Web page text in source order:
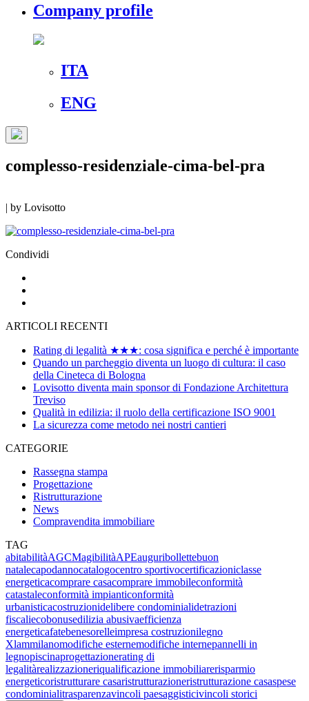
Company profile
ITA
ENG
complesso-residenziale-cima-bel-pra
| by Lovisotto
Condividi
ARTICOLI RECENTI
Rating di legalità ★★★: cosa significa e perché è importante
Quando un parcheggio diventa un luogo di cultura: il caso
della Cineteca di Bologna
Lovisotto diventa main sponsor di Fondazione Architettura
Treviso
Qualità in edilizia: il ruolo della certificazione ISO 9001
La sicurezza come metodo nei nostri cantieri
CATEGORIE
Rassegna stampa
Progettazione
Ristrutturazione
News
Compravendita immobiliare
TAG
abitabilitàAGCMagibilitàAPEauguribollettebuon
natalecapodannocatalogocentro sportivocertificazioniclasse
energeticacomprare casacomprare immobileconformità
catastaleconformità impianticonformità
urbanisticacostruzionidelibere condominialidetrazioni
fiscaliecobonusedilizia abusivaefficienza
energeticafatebenesorelleimpresa costruzionilegno
Xlammilanomodifiche esternemodifiche internepannelli in
legnopiscinaprogettazionerating di
legalitàrealizzazioneriqualificazione immobiliarerisparmio
energeticoristrutturare casaristrutturazioneristrutturazione casaspese
condominialitrasparenzavincoli paesaggisticivincoli storici